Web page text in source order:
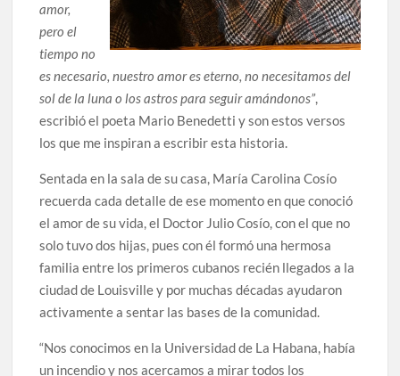
amor,
pero el
tiempo no
es necesario, nuestro amor es eterno, no necesitamos del
sol de la luna o los astros para seguir amándonos”,
escribió el poeta Mario Benedetti y son estos versos
los que me inspiran a escribir esta historia.
Sentada en la sala de su casa, María Carolina Cosío
recuerda cada detalle de ese momento en que conoció
el amor de su vida, el Doctor Julio Cosío, con el que no
solo tuvo dos hijas, pues con él formó una hermosa
familia entre los primeros cubanos recién llegados a la
ciudad de Louisville y por muchas décadas ayudaron
activamente a sentar las bases de la comunidad.
“Nos conocimos en la Universidad de La Habana, había
un incendio y nos acercamos a mirar todos los